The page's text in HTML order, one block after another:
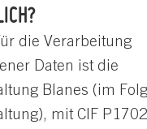
die Verarbeitung
Daten ist die
Blanes (im
mit CIF